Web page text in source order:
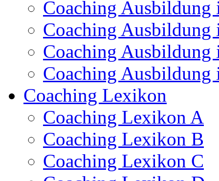
Coaching Ausbildung
Coaching Ausbildung
Coaching
Coaching Ausbildung
Coaching Lexikon
Coaching Lexikon A
Coaching Lexikon B
Coaching Lexikon C